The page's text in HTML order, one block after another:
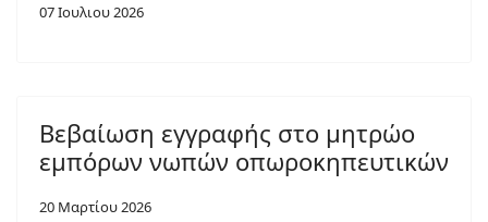
07 Ιουλιου 2026
Βεβαίωση εγγραφής στο μητρώο
εμπόρων νωπών οπωροκηπευτικών
20 Μαρτίου 2026